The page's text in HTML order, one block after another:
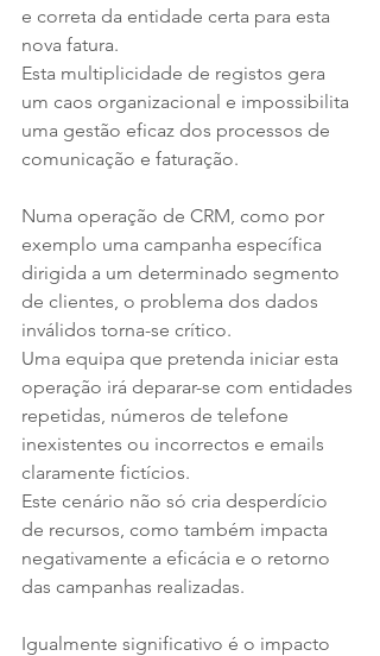
e correta da entidade certa para esta
nova fatura.
Esta multiplicidade de registos gera
um caos organizacional e impossibilita
uma gestão eficaz dos processos de
comunicação e faturação.
Numa operação de CRM, como por
exemplo uma campanha específica
dirigida a um determinado segmento
de clientes, o problema dos dados
inválidos torna-se crítico.
Uma equipa que pretenda iniciar esta
operação irá deparar-se com entidades
repetidas, números de telefone
inexistentes ou incorrectos e emails
claramente fictícios.
Este cenário não só cria desperdício
de recursos, como também impacta
negativamente a eficácia e o retorno
das campanhas realizadas.
Igualmente significativo é o impacto